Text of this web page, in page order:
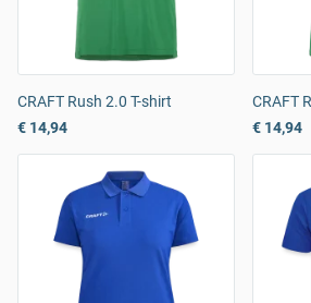
CRAFT Rush 2.0 T-shirt
€ 14,94
CRAFT
€ 14,94